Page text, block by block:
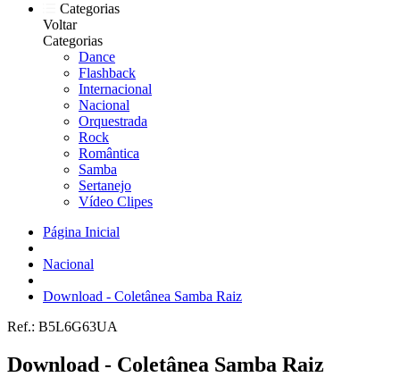
Categorias
Voltar
Categorias
Dance
Flashback
Internacional
Nacional
Orquestrada
Rock
Romântica
Samba
Sertanejo
Vídeo Clipes
Página Inicial
Nacional
Download - Coletânea Samba Raiz
Ref.: B5L6G63UA
Download - Coletânea Samba Raiz